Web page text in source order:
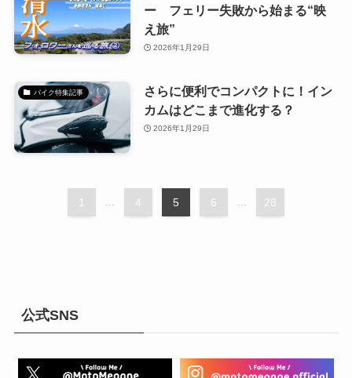
ー フェリー失敗から始まる“映
え旅”
2026年1月29日
バイク特集記事
さらに便利でコンパクトに！イン
カムはどこまで進化する？
2026年1月29日
1 ... 4 5 6 ... 28
公式SNS